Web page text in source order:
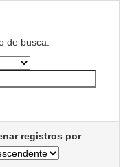
de busca.
registros por